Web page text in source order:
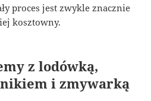
proces jest zwykle znacznie
kosztowny.
z lodówką,
i zmywarką